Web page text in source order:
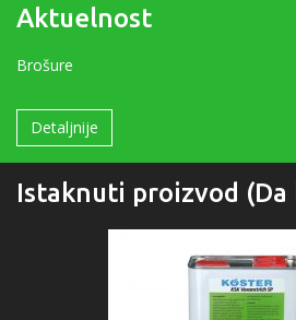
Aktuelnost
Brošure
Detaljnije
Istaknuti proizvod (Da